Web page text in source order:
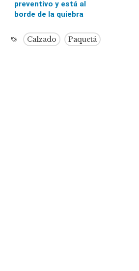
preventivo y está al
borde de la quiebra
Calzado Paquetá